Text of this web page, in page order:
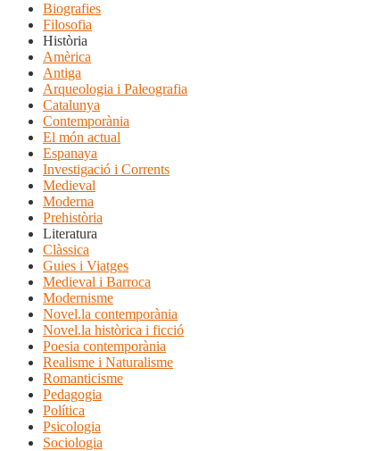
Biografies
Filosofia
Història
Amèrica
Antiga
Arqueologia i Paleografia
Catalunya
Contemporània
El món actual
Espanaya
Investigació i Corrents
Medieval
Moderna
Prehistòria
Literatura
Clàssica
Guies i Viatges
Medieval i Barroca
Modernisme
Novel.la contemporània
Novel.la històrica i ficció
Poesia contemporània
Realisme i Naturalisme
Romanticisme
Pedagogia
Política
Psicologia
Sociologia